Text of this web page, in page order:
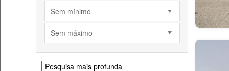
Sem mínimo
Sem máximo
Pesquisa mais profunda